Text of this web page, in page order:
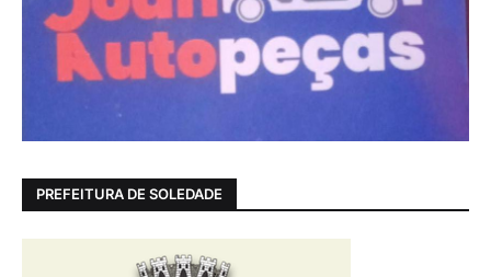
PREFEITURA DE SOLEDADE